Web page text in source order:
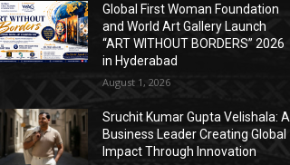
Global First Woman Foundation
and World Art Gallery Launch
“ART WITHOUT BORDERS” 2026
in Hyderabad
August 1, 2026
Sruchit Kumar Gupta Velishala: A
Business Leader Creating Global
Impact Through Innovation